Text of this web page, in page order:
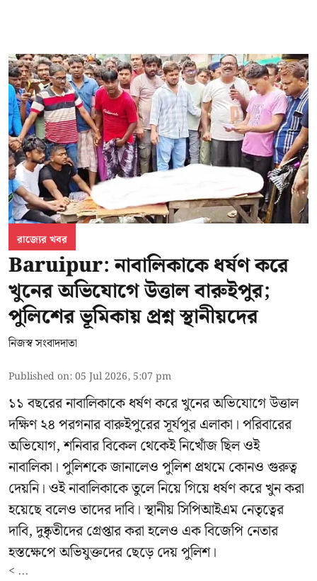
রাজ্যের খবর
Baruipur: নাবালিকাকে ধর্ষণ করে
খুনের অভিযোগে উত্তাল বারুইপুর;
পুলিশের ভূমিকায় প্রশ্ন স্থানীয়দের
নিজস্ব সংবাদদাতা
Published on:05 Jul 2026, 5:07 pm
১১ বছরের নাবালিকাকে ধর্ষণ করে খুনের অভিযোগে উত্তাল
দক্ষিণ ২৪ পরগনার বারুইপুরের সূর্যপুর এলাকা। পরিবারের
অভিযোগ, শনিবার বিকেল থেকেই নিখোঁজ ছিল ওই
নাবালিকা। পুলিশকে জানালেও পুলিশ প্রথমে কোনও গুরুত্ব
দেয়নি। ওই নাবালিকাকে তুলে নিয়ে গিয়ে ধর্ষণ করে খুন করা
হয়েছে বলেও তাদের দাবি। স্থানীয় সিপিআইএম নেতৃত্বের
দাবি, দুষ্কৃতীদের গ্রেপ্তার করা হলেও এক বিজেপি নেতার
হস্তক্ষেপে অভিযুক্তদের ছেড়ে দেয় পুলিশ।
< ...